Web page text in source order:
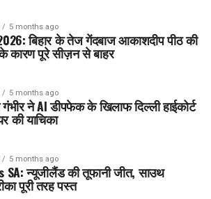
5 months ago
बिहार के तेज गेंदबाज आकाशदीप पीठ की
कारण पूरे सीज़न से बाहर
5 months ago
गंभीर ने AI डीपफेक के खिलाफ दिल्ली हाईकोर्ट
की याचिका
5 months ago
SA: न्यूजीलैंड की तूफानी जीत, साउथ
पूरी तरह पस्त